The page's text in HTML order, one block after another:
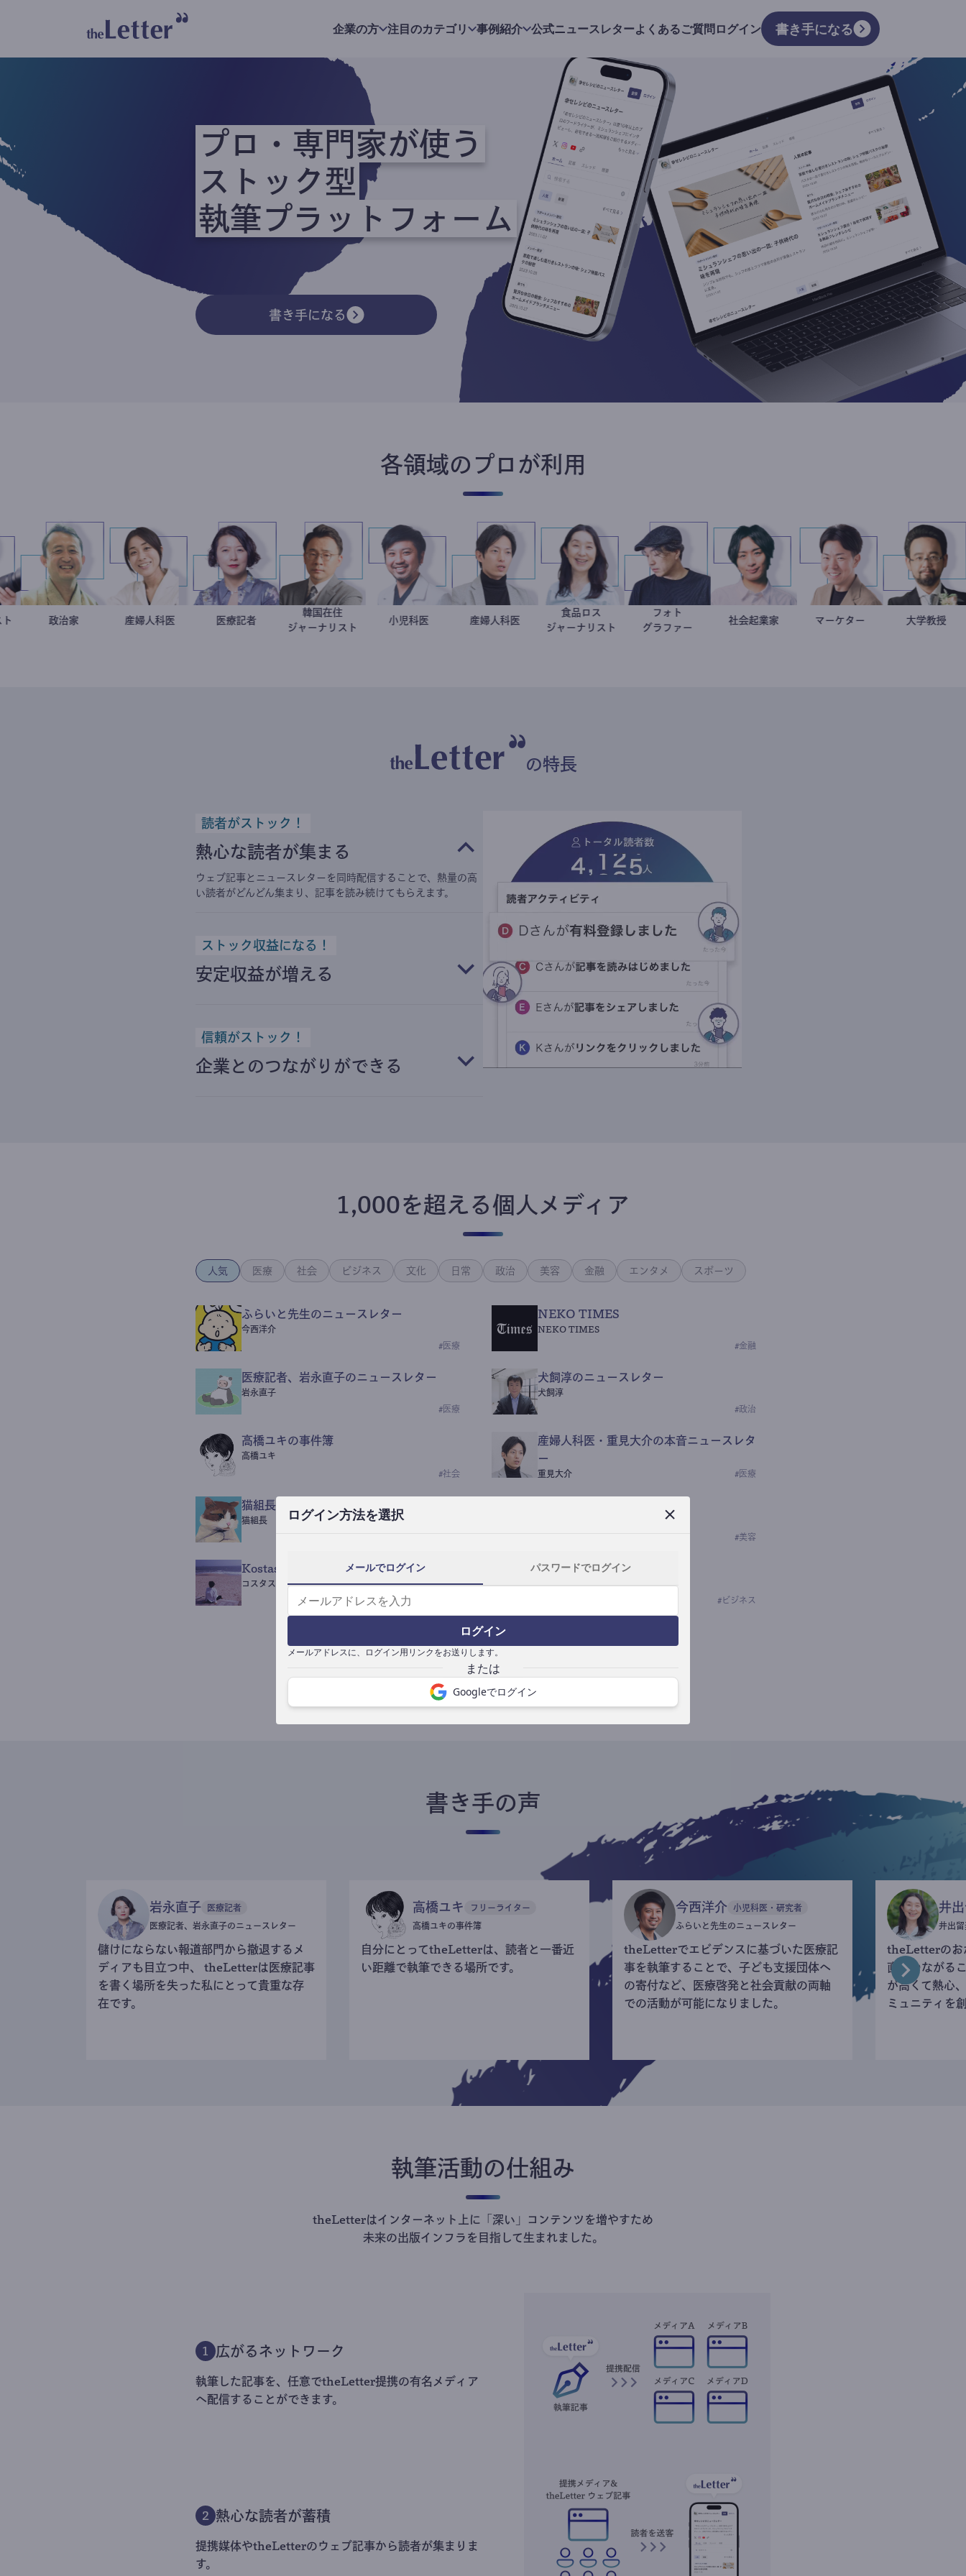
ログイン方法を選択
メールでログイン パスワードでログイン
ログイン
メールアドレスに、ログイン用リンクをお送りします。
Googleでログイン
企業の方 注目のカテゴリ 事例紹介 公式ニュースレターよくあるご質問ログイン 書き手になる
プロ・専門家が使う
ストック型
執筆プラットフォーム
書き手になる
各領域のプロが利用
志葉玲
ナリスト 稲葉可奈子
産婦人科医 岩永直子
医療記者
韓国在住
ジャーナリスト
今西洋介
小児科医 重見大介
産婦人科医 井出留美
食品ロス
ジャーナリスト
グラファー
駒崎弘樹
社会起業家 室谷良平
マーケター 金
大
の特長
読者がストック！
熱心な読者が集まる
ウェブ記事とニュースレターを同時配信することで、熱量の高
い読者がどんどん集まり、記事を読み続けてもらえます。
ストック収益になる！
安定収益が増える
信頼がストック！
企業とのつながりができる
1,000を超える個人メディア
人気 医療 社会 ビジネス 文化 日常 政治 美容 金融 エンタメ スポーツ
ふらいと先生のニュースレター
今西洋介
# 医療
NEKO TIMES
NEKO TIMES
#金融
医療記者、岩永直子のニュースレター
岩永直子
# 医療
犬飼淳のニュースレター
犬飼淳
#政治
高橋ユキの事件簿
高橋ユキ
#社会
産婦人科医・重見大介の本音ニュースレタ
ー
重見大介 # 医療
猫組長POST
猫組長
なつなつ（化粧品・皮膚科学の研究者）
#美容
Kostas Beauty News
コスタス
ｺｯｶﾗSaaS
# ビジネス
書き手になる
書き手の声
岩永直子 医療記者
医療記者、岩永直子のニュースレター
儲けにならない報道部門から撤退するメ
ディアも目立つ中、 theLetterは医療記事
を書く場所を失った私にとって貴重な存
在です。
高橋ユキ フリーライター
高橋ユキの事件簿
自分にとってtheLetterは、読者と一番近
い距離で執筆できる場所です。
今西洋介 小児科医・研究者
ふらいと先生のニュースレター
theLetterでエビデンスに基づいた医療記
事を執筆することで、子ども支援団体へ
の寄付など、医療啓発と社会貢献の両軸
での活動が可能になりました。
井
井出
theLetterのお
直接つながる
が高くて熱心
ミュニティを
執筆活動の仕組み
theLetterはインターネット上に「深い」コンテンツを増やすため
未来の出版インフラを目指して生まれました。
1 広がるネットワーク
執筆した記事を、任意でtheLetter提携の有名メディア
へ配信することができます。
2 熱心な読者が蓄積
提携媒体やtheLetterのウェブ記事から読者が集まりま
す。